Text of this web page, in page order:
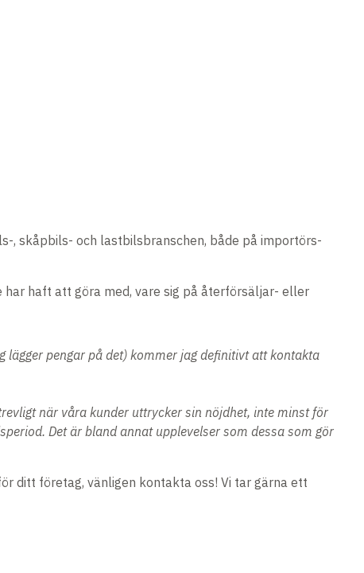
, skåpbils- och lastbilsbranschen, både på importörs-
haft att göra med, vare sig på återförsäljar- eller
lägger pengar på det) kommer jag definitivt att kontakta
när våra kunder uttrycker sin nöjdhet, inte minst för
Det är bland annat upplevelser som dessa som gör
ditt företag, vänligen kontakta oss! Vi tar gärna ett